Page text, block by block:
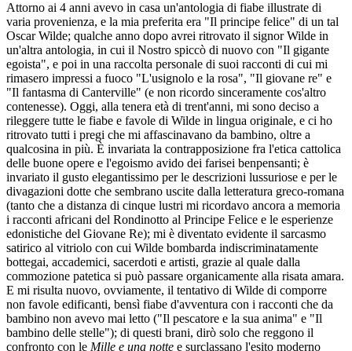
Attorno ai 4 anni avevo in casa un'antologia di fiabe illustrate di
varia provenienza, e la mia preferita era "Il principe felice" di un tal
Oscar Wilde; qualche anno dopo avrei ritrovato il signor Wilde in
un'altra antologia, in cui il Nostro spiccò di nuovo con "Il gigante
egoista", e poi in una raccolta personale di suoi racconti di cui mi
rimasero impressi a fuoco "L'usignolo e la rosa", "Il giovane re" e
"Il fantasma di Canterville" (e non ricordo sinceramente cos'altro
contenesse). Oggi, alla tenera età di trent'anni, mi sono deciso a
rileggere tutte le fiabe e favole di Wilde in lingua originale, e ci ho
ritrovato tutti i pregi che mi affascinavano da bambino, oltre a
qualcosina in più. È invariata la contrapposizione fra l'etica cattolica
delle buone opere e l'egoismo avido dei farisei benpensanti; è
invariato il gusto elegantissimo per le descrizioni lussuriose e per le
divagazioni dotte che sembrano uscite dalla letteratura greco-romana
(tanto che a distanza di cinque lustri mi ricordavo ancora a memoria
i racconti africani del Rondinotto al Principe Felice e le esperienze
edonistiche del Giovane Re); mi è diventato evidente il sarcasmo
satirico al vitriolo con cui Wilde bombarda indiscriminatamente
bottegai, accademici, sacerdoti e artisti, grazie al quale dalla
commozione patetica si può passare organicamente alla risata amara.
E mi risulta nuovo, ovviamente, il tentativo di Wilde di comporre
non favole edificanti, bensì fiabe d'avventura con i racconti che da
bambino non avevo mai letto ("Il pescatore e la sua anima" e "Il
bambino delle stelle"); di questi brani, dirò solo che reggono il
confronto con le Mille e una notte e surclassano l'esito moderno